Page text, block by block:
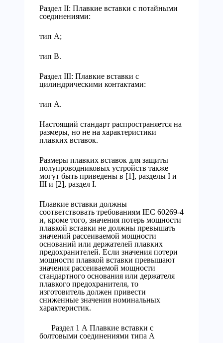
Раздел II: Плавкие вставки с потайными
соединениями:
тип А;
тип В.
Раздел III: Плавкие вставки с
цилиндрическими контактами:
тип А.
Настоящий стандарт распространяется на
размеры, но не на характеристики
плавких вставок.
Размеры плавких вставок для защиты
полупроводниковых устройств также
могут быть приведены в [1], разделы I и
III и [2], раздел I.
Плавкие вставки должны
соответствовать требованиям IEC 60269-4
и, кроме того, значения потерь мощности
плавкой вставки не должны превышать
значений рассеиваемой мощности
оснований или держателей плавких
предохранителей. Если значения потери
мощности плавкой вставки превышают
значения рассеиваемой мощности
стандартного основания или держателя
плавкого предохранителя, то
изготовитель должен привести
сниженные значения номинальных
характеристик.
Раздел 1 А Плавкие вставки с
болтовыми соединениями типа А